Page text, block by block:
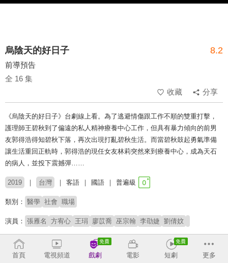
烏陰天的好日子 8.2
前導預告
全 16 集
收藏
分享
《烏陰天的好日子》台劇線上看。為了逃避情傷跟工作不順的雙重打擊，
護理師王碧秋到了偏遠的私人精神療養中心工作，但具有暴力傾向的前男
友郭得浩得知碧秋下落，再次出現打亂碧秋生活。而當碧秋鼓起勇氣準備
讓生活重回正軌時，郭得浩的現任女友林莉突然來到療養中心，成為天石
的病人，並投下震撼彈……
2019 台灣 客語 國語 普遍級
類別： 醫學 社會 職場
演員： 張雁名 方宥心 王琄 廖苡喬 巫宗翰 李劭婕 劉倩妏
導演： 郎祖筠
首頁 電視頻道 戲劇 電影 短劇 更多